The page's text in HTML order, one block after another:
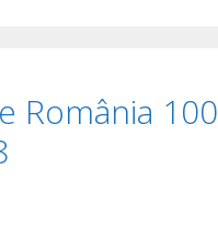
România 100